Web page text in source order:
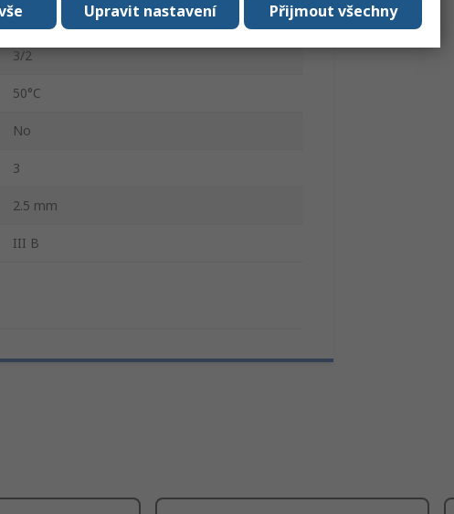
-15°C
3/2
50°C
No
3
2.5 mm
III B
Přijmout všechny
Upravit nastavení